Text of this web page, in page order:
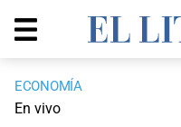
ECONOMÍA
En vivo